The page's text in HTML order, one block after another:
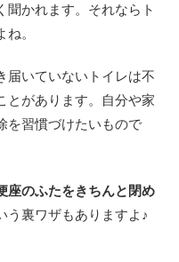
聞かれます。それならト
。
届いていないトイレは不
とがあります。自分や家
を習慣づけたいもので
座のふたをきちんと閉め
う裏ワザもありますよ♪